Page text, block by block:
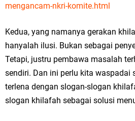
mengancam-nkri-komite.html
Kedua, yang namanya gerakan
hanyalah ilusi. Bukan sebagai
Tetapi, justru pembawa masalah
sendiri. Dan ini perlu kita waspadai
terlena dengan slogan-slogan
slogan khilafah sebagai solusi